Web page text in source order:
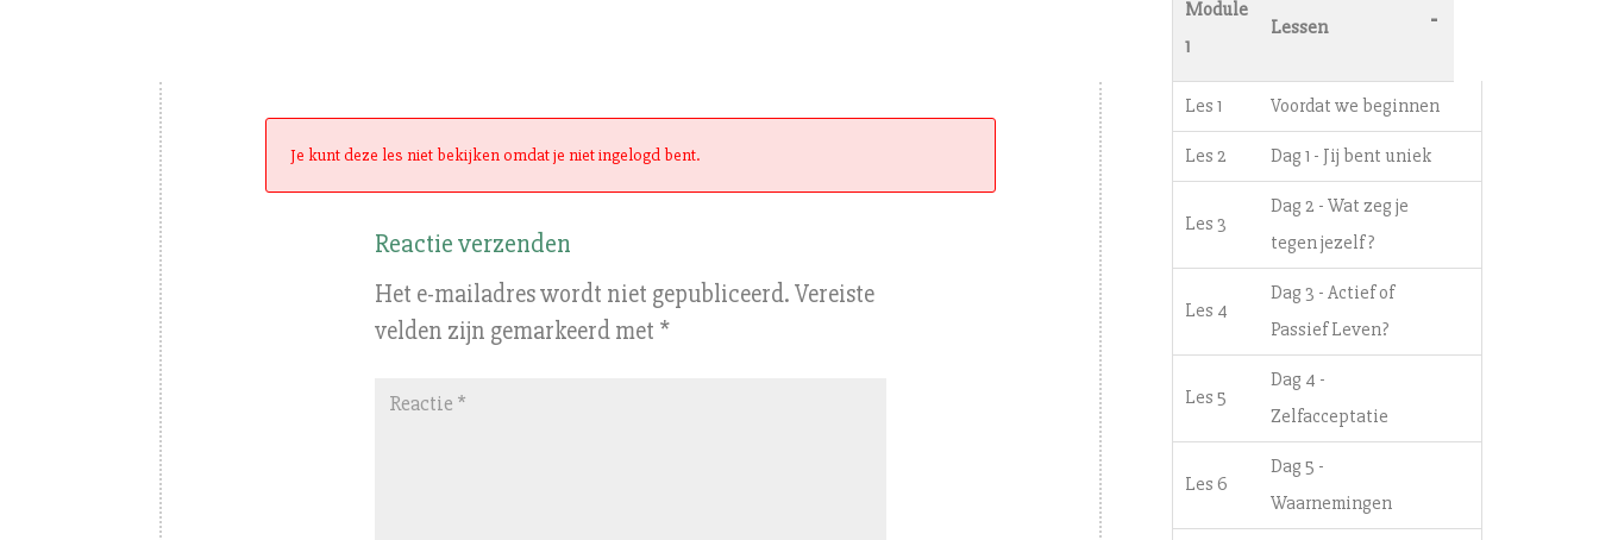
Je kunt deze les niet bekijken omdat je niet ingelogd bent.
Reactie verzenden
Het e-mailadres wordt niet gepubliceerd. Vereiste
velden zijn gemarkeerd met *
Module
1
Lessen -
Les 1 Voordat we beginnen
Les 2 Dag 1 - Jij bent uniek
Les 3
Dag 2 - Wat zeg je
tegen jezelf?
Les 4
Dag 3 - Actief of
Passief Leven?
Les 5
Dag 4 -
Zelfacceptatie
Les 6
Dag 5 -
Waarnemingen